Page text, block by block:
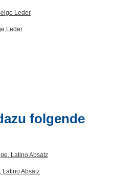
Leder
folgende
Latino Absatz